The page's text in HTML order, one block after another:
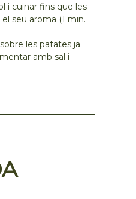
i cuinar fins que les
seu aroma (1 min.
les patates ja
amb sal i